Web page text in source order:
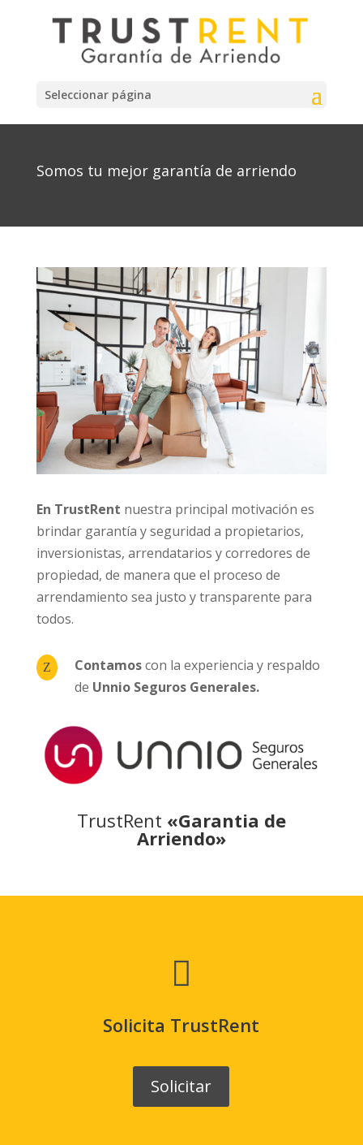
Seleccionar página
Somos tu mejor garantía de arriendo
En TrustRent nuestra principal motivación es
brindar garantía y seguridad a propietarios,
inversionistas, arrendatarios y corredores de
propiedad, de manera que el proceso de
arrendamiento sea justo y transparente para
todos.
Z Contamoscon la experiencia y respaldo
de Unnio Seguros Generales.
TrustRent «Garantia de
Arriendo»

Solicita TrustRent
Solicitar